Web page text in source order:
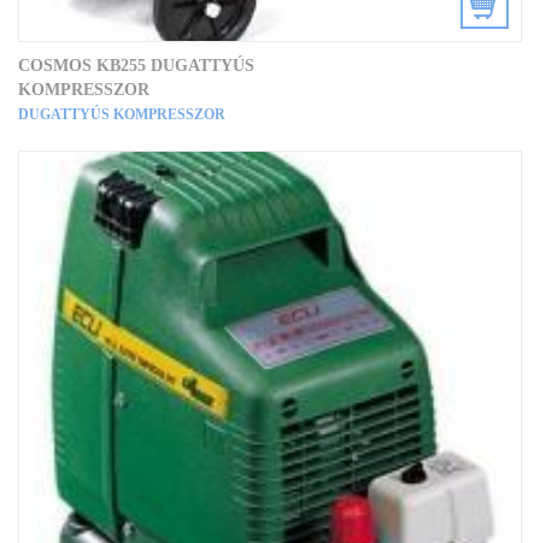
COSMOS KB255 DUGATTYÚS
KOMPRESSZOR
DUGATTYÚS KOMPRESSZOR